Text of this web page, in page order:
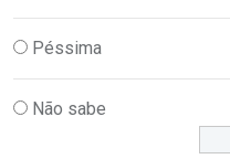
Péssima
Não sabe